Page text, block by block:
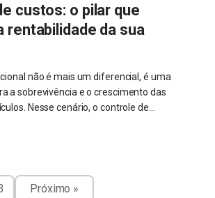
custos: o pilar que
rentabilidade da sua
não é mais um diferencial, é uma
a sobrevivência e o crescimento das
Nesse cenário, o controle de...
Próximo »